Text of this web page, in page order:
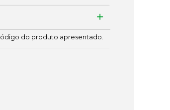
do produto apresentado.